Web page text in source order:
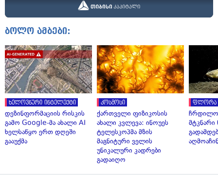
ბოლო ამბები:
ხელოვნური ინტელექტი
დეზინფორმაციის რისკის
გამო Google-მა ახალი AI
ხელსაწყო ერთ დღეში
გააუქმა
კოსმოსი
ქართველი ფიზიკოსის
ახალი კვლევა: ინოუეს
ტელესკოპმა მზის
მაგნიტური ველის
უნიკალური კადრები
გადაიღო
ფლორა
მტკნარი